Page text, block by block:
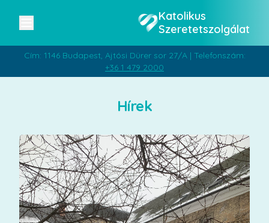
Katolikus
Szeretetszolgálat
Cím: 1146 Budapest, Ajtósi Dürer sor 27/A | Telefonszám:
+36 1 479 2000
Hírek